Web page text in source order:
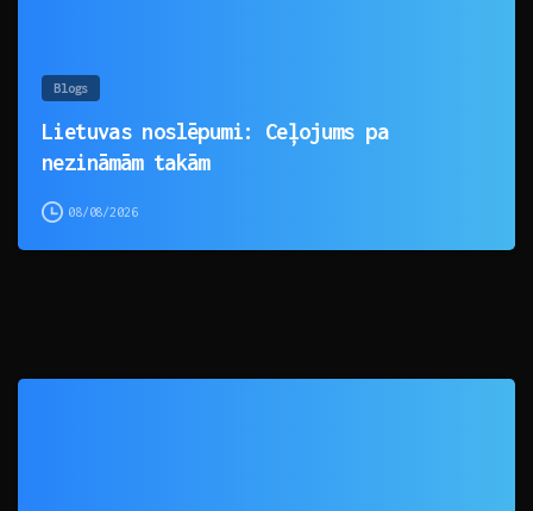
Blogs
Lietuvas noslēpumi: Ceļojums pa
nezināmām takām
08/08/2026